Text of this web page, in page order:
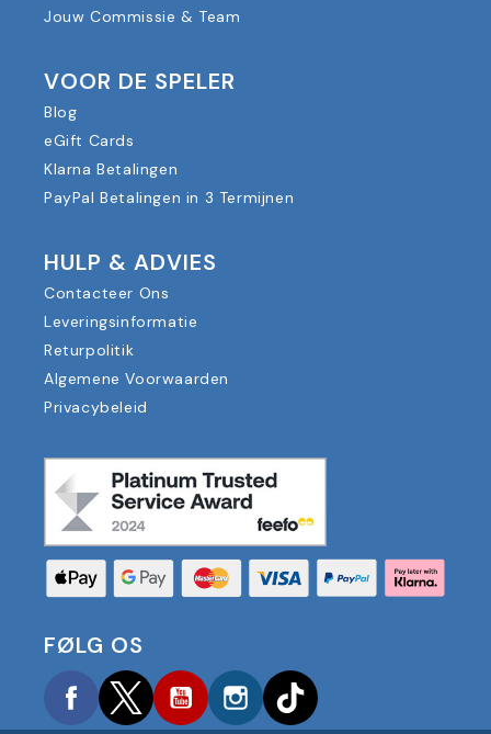
Jouw Commissie & Team
VOOR DE SPELER
Blog
eGift Cards
Klarna Betalingen
PayPal Betalingen in 3 Termijnen
HULP & ADVIES
Contacteer Ons
Leveringsinformatie
Returpolitik
Algemene Voorwaarden
Privacybeleid
FØLG OS
FacebookTwitterYouTubeInstagram